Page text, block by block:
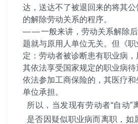
达，送达不了被退回来的将其
的解除劳动关系的程序。
——一般来讲，劳动关系解除
题就与原用人单位无关。但《
定：劳动者被诊断患有职业病
其依法享受国家规定的职业病
依法参加工商保险的，其医疗和
单位承担。
所以，当发现有劳动者“自动”
是否因疑似职业病而离职，如